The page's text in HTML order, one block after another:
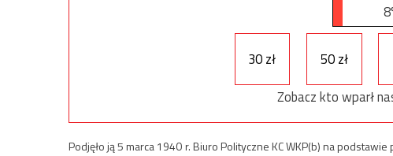
30 zł 50 zł
Zobacz kto wparł
Podjęło ją 5 marca 1940 r. Biuro Polityczne KC WKP(b) na